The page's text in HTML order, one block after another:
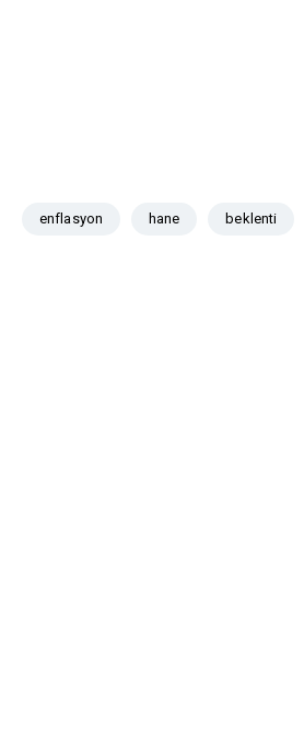
enflasyon hane beklenti